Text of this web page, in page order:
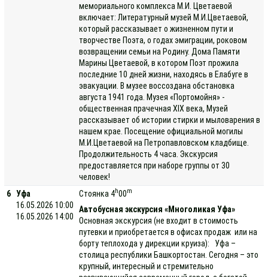
мемориального комплекса М.И. Цветаевой
включает: Литературный музей М.И.Цветаевой,
который рассказывает о жизненном пути и
творчестве Поэта, о годах эмиграции, роковом
возвращении семьи на Родину. Дома Памяти
Марины Цветаевой, в котором Поэт прожила
последние 10 дней жизни, находясь в Елабуге в
эвакуации. В музее воссоздана обстановка
августа 1941 года. Музея «Портомойня» -
общественная прачечная XIX века, Музей
рассказывает об истории стирки и мыловарения в
нашем крае. Посещение официальной могилы
М.И.Цветаевой на Петропавловском кладбище.
Продолжительность 4 часа. Экскурсия
предоставляется при наборе группы от 30
человек!
6 Уфа
16.05.2026 10:00
16.05.2026 14:00
Стоянка 4h00m
Автобусная экскурсия «Многоликая Уфа»
Основная экскурсия (не входит в стоимость
путевки и приобретается в офисах продаж или на
борту теплохода у дирекции круиза): Уфа –
столица республики Башкортостан. Сегодня – это
крупный, интересный и стремительно